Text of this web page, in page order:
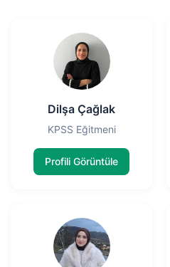
Dilşa Çağlak
KPSS Eğitmeni
Profili Görüntüle